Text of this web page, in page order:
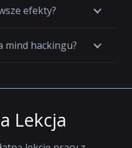
efekty?
mind hackingu?
Lekcja